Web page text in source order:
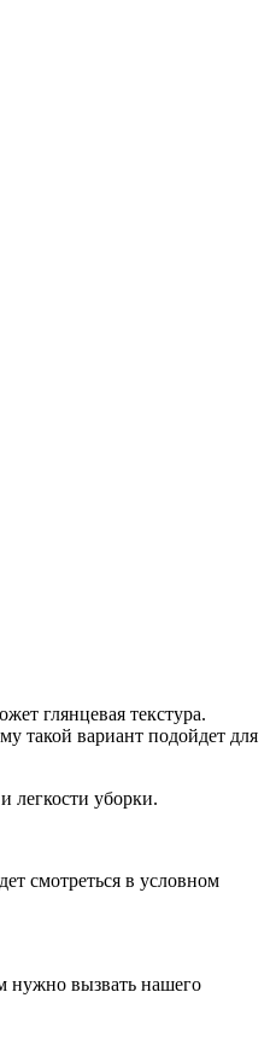
глянцевая текстура.
такой вариант подойдет для
легкости уборки.
смотреться в условном
нужно вызвать нашего